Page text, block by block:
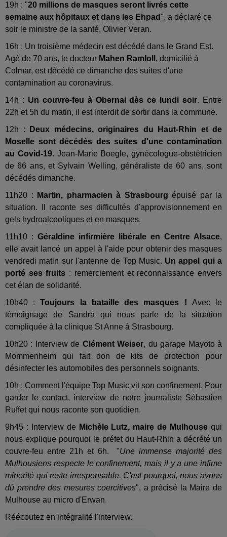
19h : "20 millions de masques seront livrés cette
semaine aux hôpitaux et dans les Ehpad", a déclaré ce
soir le ministre de la santé, Olivier Veran.
16h : Un troisième médecin est décédé dans le Grand Est.
Agé de 70 ans, le docteur Mahen Ramloll , domicilié à
Colmar, est décédé ce dimanche des suites d'une
contamination au coronavirus.
14h : Un couvre-feu à Obernai dès ce lundi soir. Entre
22h et 5h du matin, il est interdit de sortir dans la commune.
12h :
Deux médecins, originaires du Haut-Rhin et de
Moselle sont décédés des suites d'une contamination
au Covid-19. Jean-Marie Boegle, gynécologue-obstétricien
de 66 ans, et Sylvain Welling, généraliste de 60 ans, sont
décédés dimanche.
11h20 :
Martin, pharmacien à Strasbourg épuisé par la
situation. Il raconte ses difficultés d'approvisionnement en
gels hydroalcooliques et en masques.
11h10 : Géraldine infirmière libérale en Centre Alsace,
elle avait lancé un appel à l'aide pour obtenir des masques
vendredi matin sur l'antenne de Top Music. Un appel qui a
porté ses fruits : remerciement et reconnaissance envers
cet élan de solidarité.
10h40 :Toujours la bataille des masques ! Avec le
témoignage de Sandra qui nous parle de la situation
compliquée à la clinique St Anne à Strasbourg.
10h20 : Interview de Clément Weiser, du garage Mayoto à
Mommenheim qui fait don de kits de protection pour
désinfecter les automobiles des personnels soignants.
10h : Comment l'équipe Top Music vit son confinement. Pour
garder le contact, interview de notre journaliste Sébastien
Ruffet qui nous raconte son quotidien.
9h45 : Interview de Michèle Lutz, maire de Mulhouse qui
nous explique pourquoi le préfet du Haut-Rhin a décrété un
couvre-feu entre 21h et 6h. "Une immense majorité des
Mulhousiens respecte le confinement, mais il y a une infime
minorité qui reste irresponsable. C'est pourquoi, nous avons
dû prendre des mesures coercitives", a précisé la Maire de
Mulhouse au micro d'Erwan.
Réécoutez en intégralité l'interview.